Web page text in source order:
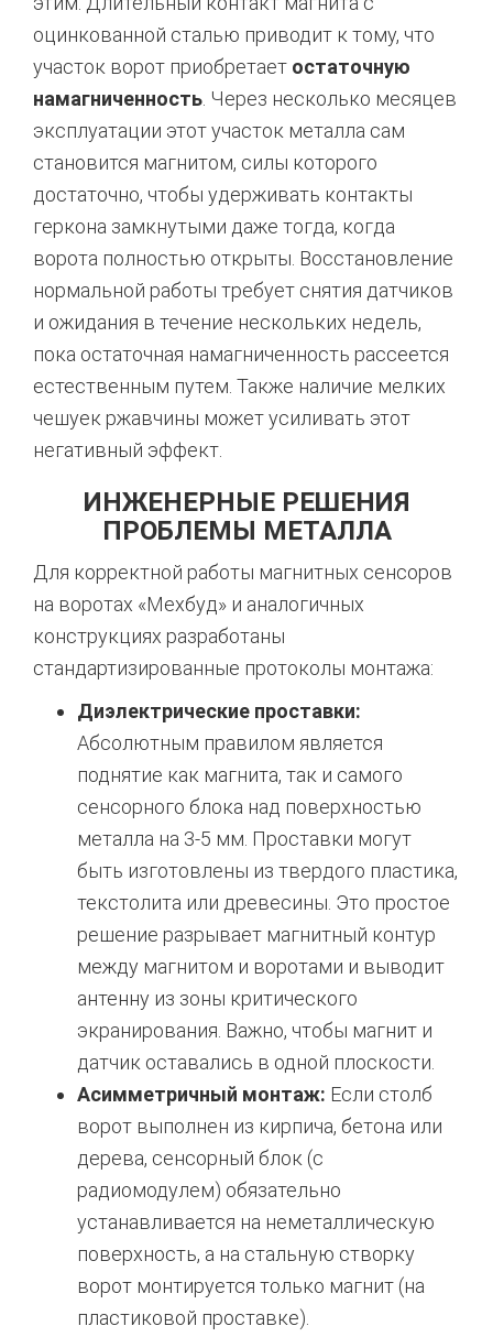
оцинкованной сталью приводит к тому, что
участок ворот приобретает остаточную
намагниченность. Через несколько месяцев
эксплуатации этот участок металла сам
становится магнитом, силы которого
достаточно, чтобы удерживать контакты
геркона замкнутыми даже тогда, когда
ворота полностью открыты. Восстановление
нормальной работы требует снятия датчиков
и ожидания в течение нескольких недель,
пока остаточная намагниченность рассеется
естественным путем. Также наличие мелких
чешуек ржавчины может усиливать этот
негативный эффект.
ИНЖЕНЕРНЫЕ РЕШЕНИЯ
ПРОБЛЕМЫ МЕТАЛЛА
Для корректной работы магнитных сенсоров
на воротах «Мехбуд» и аналогичных
конструкциях разработаны
стандартизированные протоколы монтажа:
Диэлектрические проставки:
Абсолютным правилом является
поднятие как магнита, так и самого
сенсорного блока над поверхностью
металла на 3-5 мм. Проставки могут
быть изготовлены из твердого пластика,
текстолита или древесины. Это простое
решение разрывает магнитный контур
между магнитом и воротами и выводит
антенну из зоны критического
экранирования. Важно, чтобы магнит и
датчик оставались в одной плоскости.
Асимметричный монтаж: Если столб
ворот выполнен из кирпича, бетона или
дерева, сенсорный блок (с
радиомодулем) обязательно
устанавливается на неметаллическую
поверхность, а на стальную створку
ворот монтируется только магнит (на
пластиковой проставке).